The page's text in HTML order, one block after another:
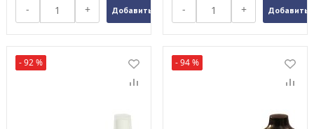
- + Добавить в заказ- + Добавить
- 92 % - 94 %